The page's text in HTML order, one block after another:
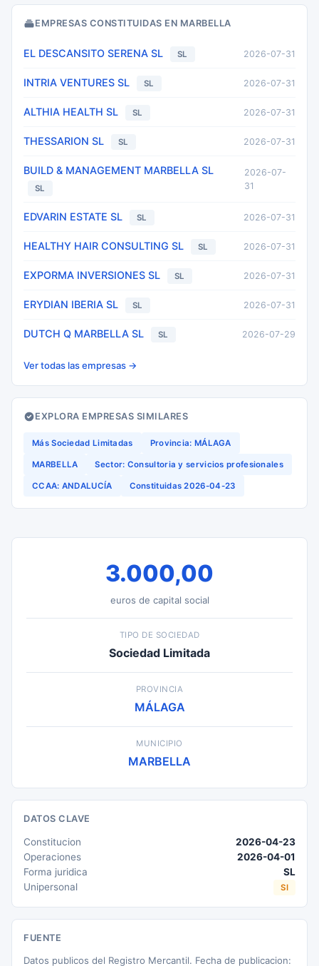
EMPRESAS CONSTITUIDAS EN MARBELLA
EL DESCANSITO SERENA SL SL 2026-07-31
INTRIA VENTURES SL SL 2026-07-31
ALTHIA HEALTH SL SL 2026-07-31
THESSARION SL SL 2026-07-31
BUILD & MANAGEMENT MARBELLA SL
SL
2026-07-
31
EDVARIN ESTATE SL SL 2026-07-31
HEALTHY HAIR CONSULTING SL SL 2026-07-31
EXPORMA INVERSIONES SL SL 2026-07-31
ERYDIAN IBERIA SL SL 2026-07-31
DUTCH Q MARBELLA SL SL 2026-07-29
Ver todas las empresas →
EXPLORA EMPRESAS SIMILARES
Más Sociedad Limitadas Provincia: MÁLAGA
MARBELLA Sector: Consultoria y servicios profesionales
CCAA: ANDALUCÍA Constituidas 2026-04-23
3.000,00
euros de capital social
TIPO DE SOCIEDAD
Sociedad Limitada
PROVINCIA
MÁLAGA
MUNICIPIO
MARBELLA
DATOS CLAVE
Constitucion
2026-04-23
Operaciones
2026-04-01
Forma juridica
SL
Unipersonal
SI
FUENTE
Datos publicos del Registro Mercantil. Fecha de publicacion: